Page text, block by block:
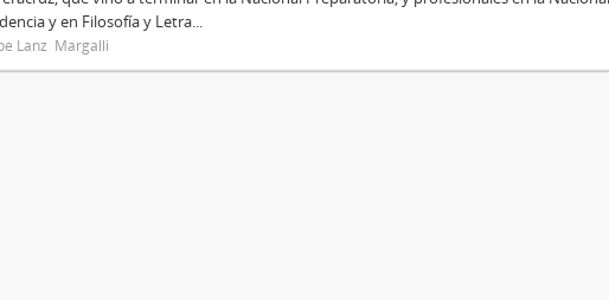
y en Filosofía y Letra...
Lanz Margalli